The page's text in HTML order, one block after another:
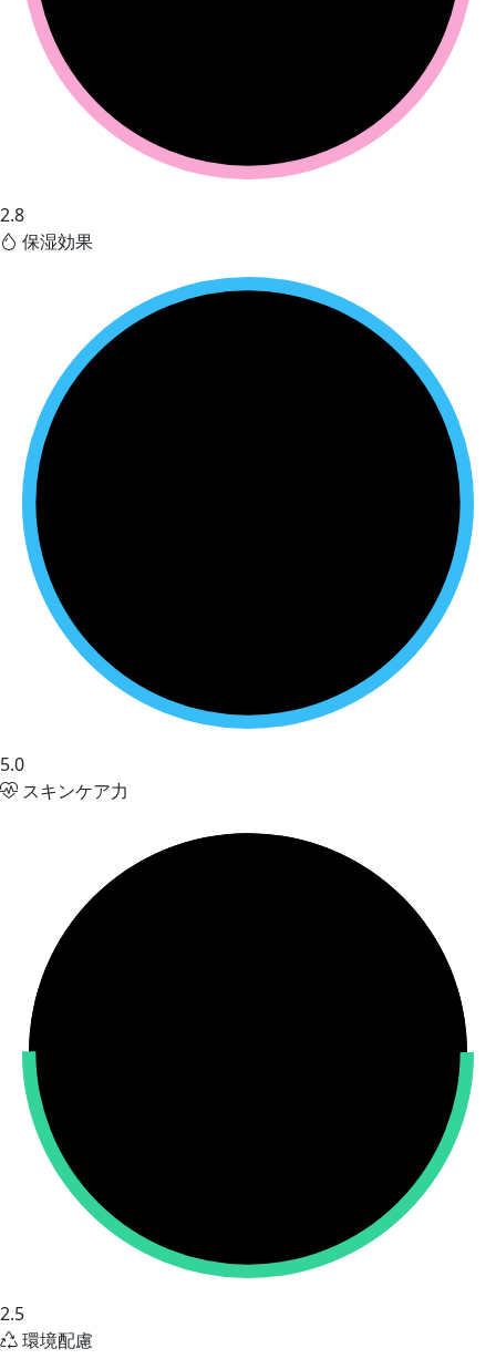
2.8
保湿効果
5.0
スキンケア力
2.5
環境配慮